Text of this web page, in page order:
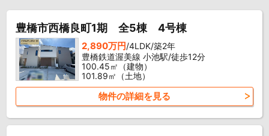
豊橋市西橋良町1期 全5棟 4号棟
2,890万円/4LDK/築2年
豊橋鉄道渥美線 小池駅/徒歩12分
100.45㎡（建物）
101.89㎡（土地）
物件の詳細を見る